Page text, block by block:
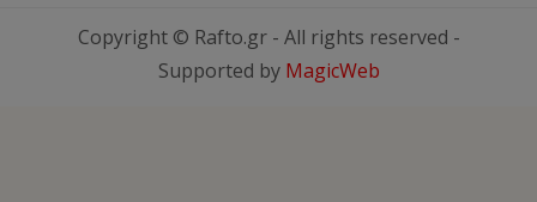
Copyright © Rafto.gr - All rights reserved -
Supported by MagicWeb